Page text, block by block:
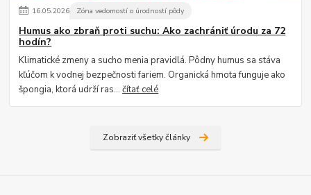
16.05.2026 Zóna vedomostí o úrodností pôdy
Humus ako zbraň proti suchu: Ako zachrániť úrodu za 72
hodín?
Klimatické zmeny a sucho menia pravidlá. Pôdny humus sa stáva
kľúčom k vodnej bezpečnosti fariem. Organická hmota funguje ako
špongia, ktorá udrží ras...čítať celé
Zobraziť všetky články